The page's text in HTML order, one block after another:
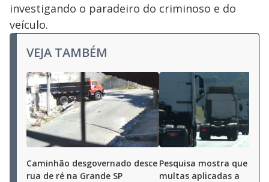
investigando o paradeiro do criminoso e do
veículo.
VEJA TAMBÉM
Caminhão desgovernado desce
rua de ré na Grande SP
Pesquisa mostra que
multas aplicadas a